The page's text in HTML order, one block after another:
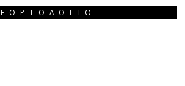
ΕΟΡΤΟΛΌΓΙΟ